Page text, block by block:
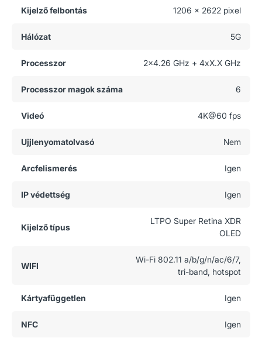
Kijelző felbontás 1206 x 2622 pixel
Hálózat 5G
Processzor 2x4.26 GHz + 4xX.X GHz
Processzor magok száma 6
Videó 4K@60 fps
Ujjlenyomatolvasó Nem
Arcfelismerés Igen
IP védettség Igen
Kijelző típus
LTPO Super Retina XDR
OLED
WIFI
Wi-Fi 802.11 a/b/g/n/ac/6/7,
tri-band, hotspot
Kártyafüggetlen Igen
NFC Igen